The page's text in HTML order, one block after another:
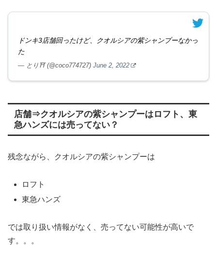
ドンキ3店舗回ったけど、クオルシアの紫シャンプーなかっ
た
— とり⛩ (@coco774727) June 2, 2022
店舗⇒クオルシアの紫シャンプーはロフト、東
急ハンズには売ってない？
残念ながら、クオルシアの紫シャンプーは
ロフト
東急ハンズ
では取り扱い情報がなく、売ってない可能性が高いで
す。。。